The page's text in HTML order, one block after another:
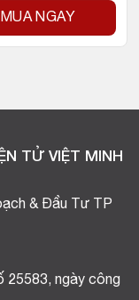
MUA NGAY
TỬ VIỆT MINH
& Đầu Tư TP
25583, ngày công